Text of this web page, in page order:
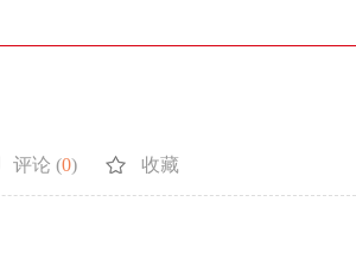
评论 (0) 收藏